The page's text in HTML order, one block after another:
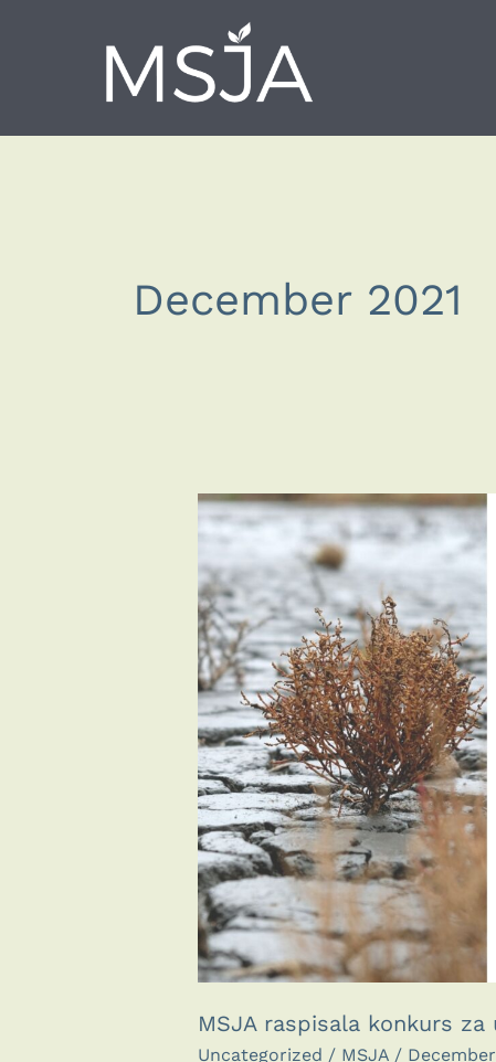
December 2021
MSJA raspisala konkurs
Uncategorized / MSJA /